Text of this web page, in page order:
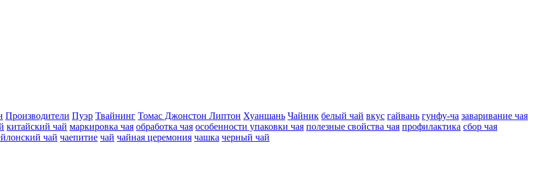
Производители Пуэр Твайнинг Томас Джонстон Липтон Хуаншань Чайник белый чай вкус гайвань гунфу-ча заваривание чая
китайский чай маркировка чая обработка чая особенности упаковки чая полезные свойства чая профилактика сбор чая
чай чаепитие чай чайная церемония чашка черный чай